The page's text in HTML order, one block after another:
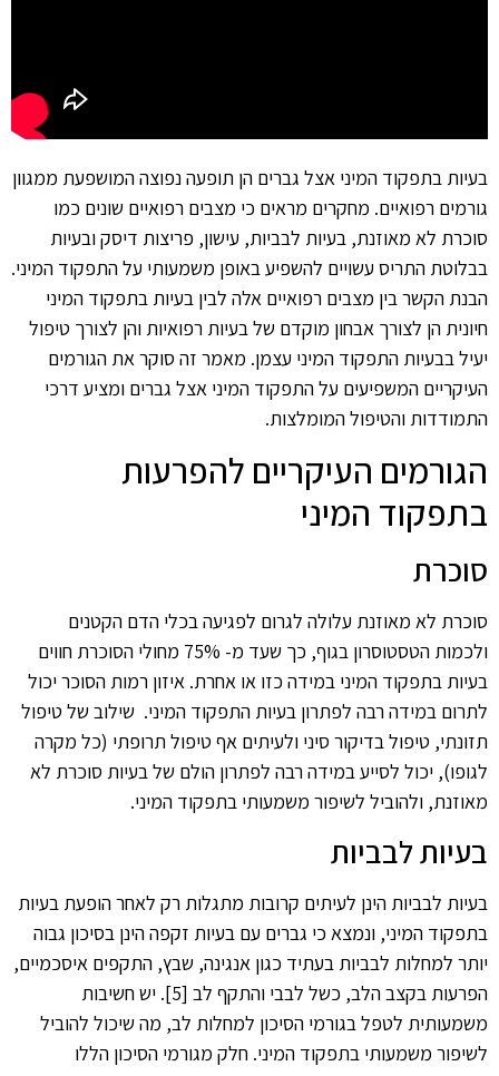
בעיות בתפקוד המיני אצל גברים הן תופעה נפוצה המושפעת ממגוון
גורמים רפואיים. מחקרים מראים כי מצבים רפואיים שונים כמו
סוכרת לא מאוזנת, בעיות לבביות, עישון, פריצות דיסק ובעיות
בבלוטת התריס עשויים להשפיע באופן משמעותי על התפקוד המיני.
הבנת הקשר בין מצבים רפואיים אלה לבין בעיות בתפקוד המיני
חיונית הן לצורך אבחון מוקדם של בעיות רפואיות והן לצורך טיפול
יעיל בבעיות התפקוד המיני עצמן. מאמר זה סוקר את הגורמים
העיקריים המשפיעים על התפקוד המיני אצל גברים ומציע דרכי
התמודדות והטיפול המומלצות.
הגורמים העיקריים להפרעות
בתפקוד המיני
סוכרת
סוכרת לא מאוזנת עלולה לגרום לפגיעה בכלי הדם הקטנים
ולכמות הטסטוסרון בגוף, כך שעד מ- 75% מחולי הסוכרת חווים
בעיות בתפקוד המיני במידה כזו או אחרת. איזון רמות הסוכר יכול
לתרום במידה רבה לפתרון בעיות התפקוד המיני. שילוב של טיפול
תזונתי, טיפול בדיקור סיני ולעיתים אף טיפול תרופתי (כל מקרה
לגופו), יכול לסייע במידה רבה לפתרון הולם של בעיות סוכרת לא
מאוזנת, ולהוביל לשיפור משמעותי בתפקוד המיני.
בעיות לבביות
בעיות לבביות הינן לעיתים קרובות מתגלות רק לאחר הופעת בעיות
בתפקוד המיני, ונמצא כי גברים עם בעיות זקפה הינן בסיכון גבוה
יותר למחלות לבביות בעתיד כגון אנגינה, שבץ, התקפים איסכמיים,
הפרעות בקצב הלב, כשל לבבי והתקף לב [5]. יש חשיבות
משמעותית לטפל בגורמי הסיכון למחלות לב, מה שיכול להוביל
לשיפור משמעותי בתפקוד המיני. חלק מגורמי הסיכון הללו